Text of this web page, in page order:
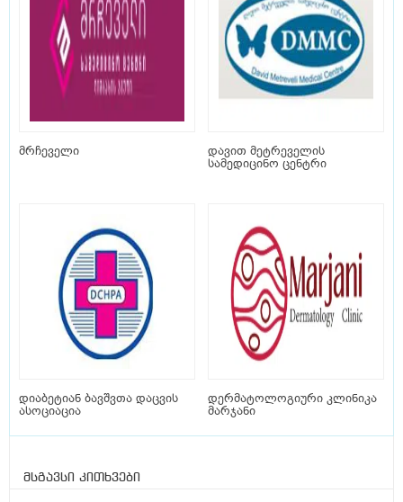
მრჩეველი
დავით მეტრეველის
სამედიცინო ცენტრი
დიაბეტიან ბავშვთა დაცვის
ასოციაცია
დერმატოლოგიური კლინიკა
მარჯანი
მსგავსი კითხვები